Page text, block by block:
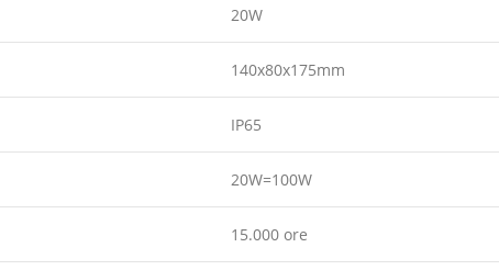
20W
140x80x175mm
IP65
20W=100W
15.000 ore